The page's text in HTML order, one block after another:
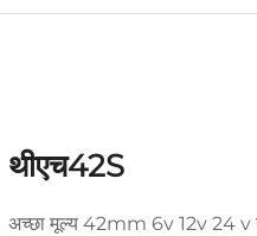
थीएच42S
अच्छा मूल्य 42mm 6v 12v 24